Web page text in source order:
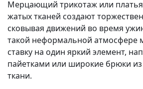
Мерцающий трикотаж или
жатых тканей создают
сковывая движений во время
такой неформальной атмосфере
ставку на один яркий элемент,
пайетками или широкие брюки
ткани.